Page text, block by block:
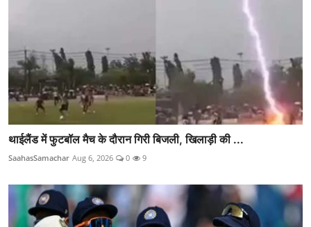
थाईलैंड में फुटबॉल मैच के दौरान गिरी बिजली, खिलाड़ी की ...
SaahasSamachar Aug 6, 2026 0 9